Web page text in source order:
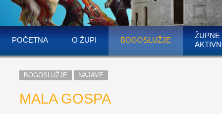
POČETNA O ŽUPI BOGOSLUŽJE
ŽUPNE
BOGOSLUŽJE NAJAVE
MALA GOSPA